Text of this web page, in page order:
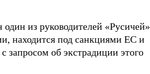
из руководителей «Русичей»
находится под санкциями ЕС и
об экстрадиции этого